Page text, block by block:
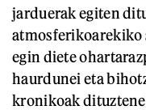
jarduerak egiten
egin diete
haurdunei eta
kronikoak